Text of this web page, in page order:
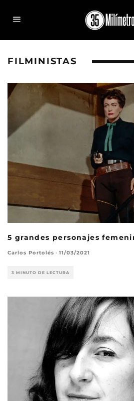
FILMINISTAS
5 grandes personajes
Carlos Portolés · 11/03/2021
3 MINUTO DE LECTURA